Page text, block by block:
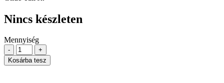
Nincs készleten
Mennyiség
-
+
Kosárba tesz